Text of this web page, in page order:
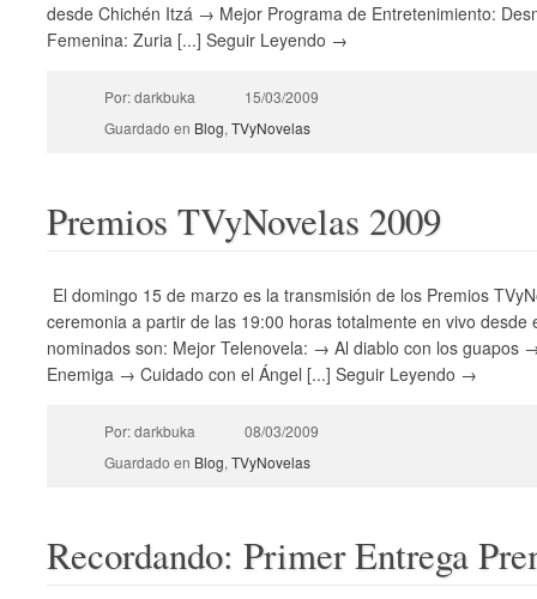
desde Chichén Itzá → Mejor Programa de Entretenimiento:
Femenina: Zuria [...] Seguir Leyendo →
Por: darkbuka
15/03/2009
Guardado en Blog, TVyNovelas
Premios TVyNovelas 2009
El domingo 15 de marzo es la transmisión de los Premios
ceremonia a partir de las 19:00 horas totalmente en vivo desde
nominados son: Mejor Telenovela: → Al diablo con los guapos
Enemiga → Cuidado con el Ángel [...] Seguir Leyendo →
Por: darkbuka
08/03/2009
Guardado en Blog, TVyNovelas
Recordando: Primer Entrega